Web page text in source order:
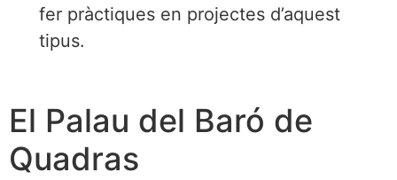
fer pràctiques en projectes d’aquest
tipus.
El Palau del Baró de
Quadras